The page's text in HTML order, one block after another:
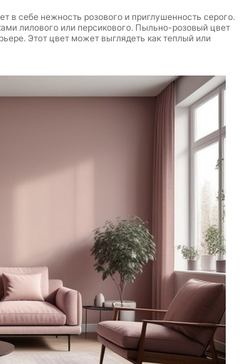
в себе нежность розового и приглушенность серого.
лилового или персикового. Пыльно-розовый цвет
Этот цвет может выглядеть как теплый или